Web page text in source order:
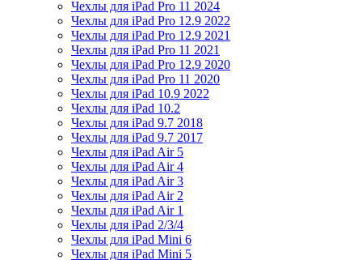
Чехлы для iPad Pro 11 2024
Чехлы для iPad Pro 12.9 2022
Чехлы для iPad Pro 12.9 2021
Чехлы для iPad Pro 11 2021
Чехлы для iPad Pro 12.9 2020
Чехлы для iPad Pro 11 2020
Чехлы для iPad 10.9 2022
Чехлы для iPad 10.2
Чехлы для iPad 9.7 2018
Чехлы для iPad 9.7 2017
Чехлы для iPad Air 5
Чехлы для iPad Air 4
Чехлы для iPad Air 3
Чехлы для iPad Air 2
Чехлы для iPad Air 1
Чехлы для iPad 2/3/4
Чехлы для iPad Mini 6
Чехлы для iPad Mini 5